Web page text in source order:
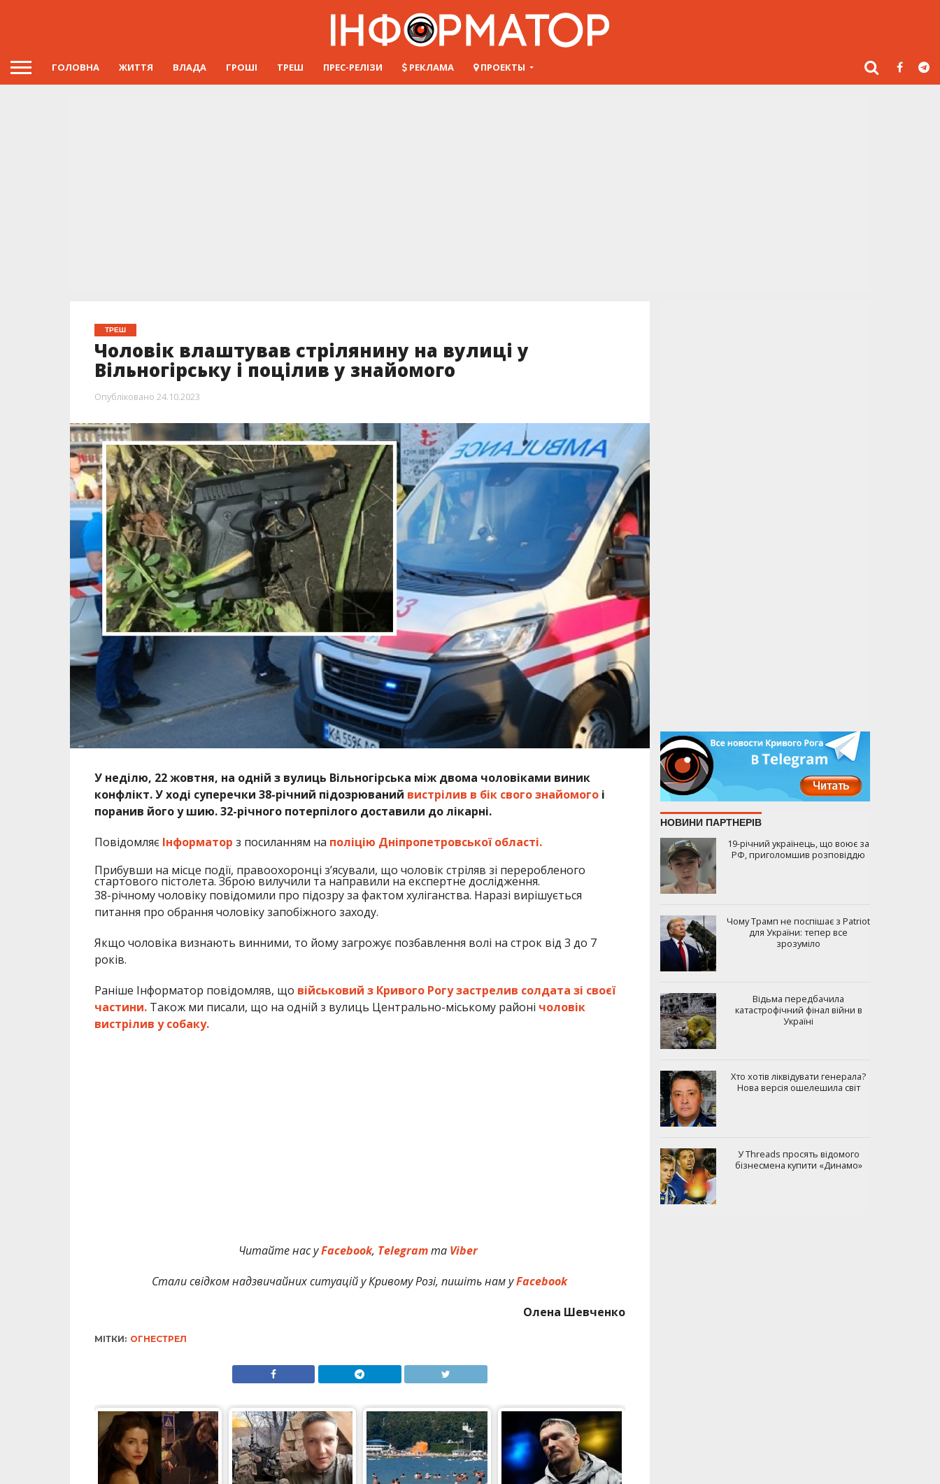
ГОЛОВНА ЖИТТЯ ВЛАДА ГРОШІ ТРЕШ ПРЕС-РЕЛІЗИ РЕКЛАМА ПРОЕКТЫ
ТРЕШ
Чоловік влаштував стрілянину на вулиці у
Вільногірську і поцілив у знайомого
Опубліковано 24.10.2023
У неділю, 22 жовтня, на одній з вулиць Вільногірська між двома чоловіками виник
конфлікт. У ході суперечки 38-річний підозрюваний вистрілив в бік свого знайомогоі
поранив його у шию. 32-річного потерпілого доставили до лікарні.
Повідомляє Інформатор з посиланням на поліцію Дніпропетровської області.
Прибувши на місце події, правоохоронці з’ясували, що чоловік стріляв зі переробленого
стартового пістолета. Зброю вилучили та направили на експертне дослідження.
38-річному чоловіку повідомили про підозру за фактом хуліганства. Наразі вирішується
питання про обрання чоловіку запобіжного заходу.
Якщо чоловіка визнають винними, то йому загрожує позбавлення волі на строк від 3 до 7
років.
Раніше Інформатор повідомляв, що військовий з Кривого Рогу застрелив солдата зі своєї
частини.Також ми писали, що на одній з вулиць Центрально-міському районі чоловік
вистрілив у собаку.
Читайте нас уFacebook, Telegramта Viber
Стали свідком надзвичайних ситуацій у Кривому Розі, пишіть нам уFacebook
Олена Шевченко
МІТКИ: ОГНЕСТРЕЛ